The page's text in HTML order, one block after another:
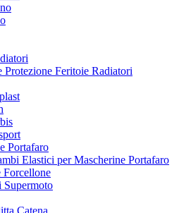
Protezione Feritoie Radiatori
Portafaro
Elastici per Mascherine Portafaro
Forcellone
Supermoto
Catena